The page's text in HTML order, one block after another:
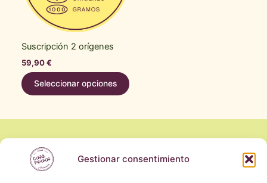
Gestionar consentimiento
opciones
elegir
en
la
página
producto
producto
Suscripción 2 orígenes
59,90€
Seleccionar opciones
producto
múltiples
variantes.
Tienda